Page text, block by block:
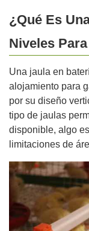
¿Qué Es
Niveles
Una jaula en
alojamiento para
por su diseño
tipo de jaulas
disponible, algo
limitaciones de